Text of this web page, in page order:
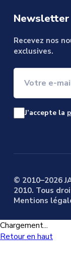
Newsletter
Recevez nos
exclusives.
J’accepte la
© 2010–2026
2010. Tous
Mentions
Chargement...
Retour en haut